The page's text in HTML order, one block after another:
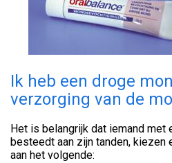
Ik heb een droge
verzorging van de
Het is belangrijk dat iemand met
besteedt aan zijn tanden, kiezen
aan het volgende: